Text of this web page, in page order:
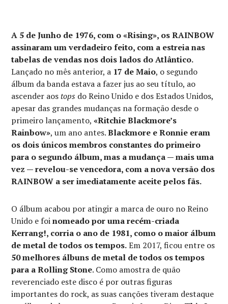
A 5 de Junho de 1976, com o «Rising», os RAINBOW
assinaram um verdadeiro feito, com a estreia nas
tabelas de vendas nos dois lados do Atlântico.
Lançado no mês anterior, a 17 de Maio, o segundo
álbum da banda estava a fazer jus ao seu título, ao
ascender aostops do Reino Unido e dos Estados Unidos,
apesar das grandes mudanças na formação desde o
primeiro lançamento,«Ritchie Blackmore’s
Rainbow», um ano antes.Blackmore e Ronnie eram
os dois únicos membros constantes do primeiro
para o segundo álbum, mas a mudança — mais uma
vez — revelou-se vencedora, com a nova versão dos
RAINBOW a ser imediatamente aceite pelos fãs.
O álbum acabou por atingir a marca de ouro no Reino
Unido e foinomeado por uma recém-criada
Kerrang!, corria o ano de 1981, como o maior álbum
de metal de todos os tempos.Em 2017, ficou entre os
50 melhores álbuns de metal de todos os tempos
para a Rolling Stone. Como amostra de quão
reverenciado este disco é por outras figuras
importantes do rock, as suas canções tiveram destaque